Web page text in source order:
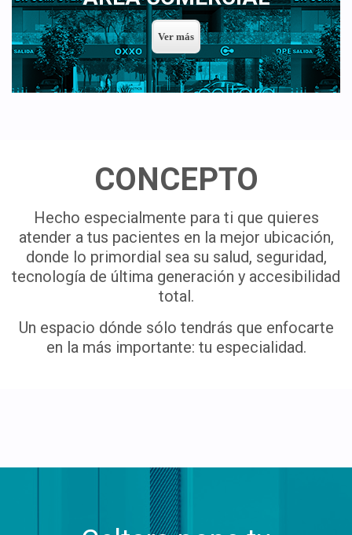
CONCEPTO
Hecho especialmente para ti que quieres
atender a tus pacientes en la mejor ubicación,
donde lo primordial sea su salud, seguridad,
tecnología de última generación y accesibilidad
total.
Un espacio dónde sólo tendrás que enfocarte
en la más importante: tu especialidad.